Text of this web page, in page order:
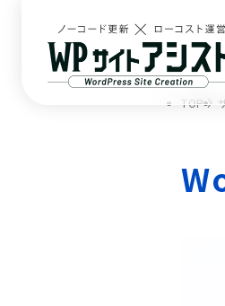
TOP